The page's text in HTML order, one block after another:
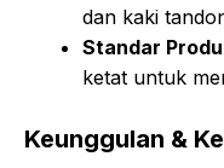
dan kaki
Standar
ketat untuk
Keunggulan &